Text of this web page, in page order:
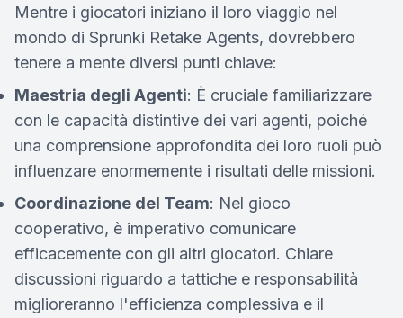
Mentre i giocatori iniziano il loro viaggio nel
mondo di Sprunki Retake Agents, dovrebbero
tenere a mente diversi punti chiave:
Maestria degli Agenti: È cruciale familiarizzare
con le capacità distintive dei vari agenti, poiché
una comprensione approfondita dei loro ruoli può
influenzare enormemente i risultati delle missioni.
Coordinazione del Team: Nel gioco
cooperativo, è imperativo comunicare
efficacemente con gli altri giocatori. Chiare
discussioni riguardo a tattiche e responsabilità
miglioreranno l'efficienza complessiva e il